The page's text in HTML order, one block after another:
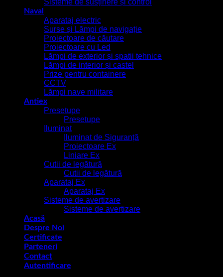
Sisteme de susținere și control
Naval
Aparataj electric
Surse și Lămpi de navigație
Proiectoare de căutare
Proiectoare cu Led
Lămpi de exterior și spatii tehnice
Lămpi de interior și castel
Prize pentru containere
CCTV
Lămpi nave militare
Antiex
Presetupe
Presetupe
Iluminat
Iluminat de Siguranță
Proiectoare Ex
Liniare Ex
Cutii de legătură
Cutii de legătură
Aparataj Ex
Aparataj Ex
Sisteme de avertizare
Sisteme de avertizare
Acasă
Despre Noi
Certificate
Parteneri
Contact
Autentificare